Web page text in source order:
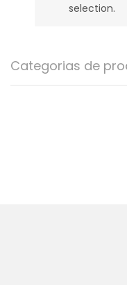
selection.
Categorias de